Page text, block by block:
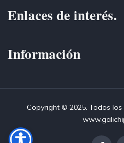
Enlaces de interés.
Información
Copyright © 2025. Todos